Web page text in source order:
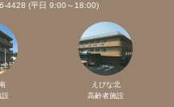
4428 (平日 9:00～18:00)
設
えびな北
高齢者施設